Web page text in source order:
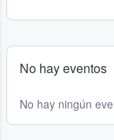
No hay eventos
No hay ningún